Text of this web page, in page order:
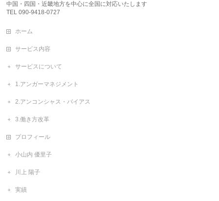
中国・四国・近畿地方を中心に全国に対応いたします
TEL 090-9418-0727
ホーム
サービス内容
サービスについて
1.アンガーマネジメント
2.アンコンシャス・バイアス
3.働き方改革
プロフィール
小山内 優里子
川上 陽子
実績